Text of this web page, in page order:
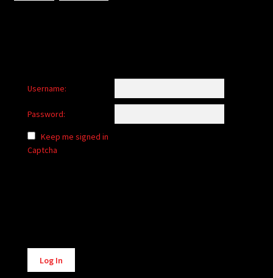
Username:
Password:
Keep me signed in
Captcha
Alternative:
Log In